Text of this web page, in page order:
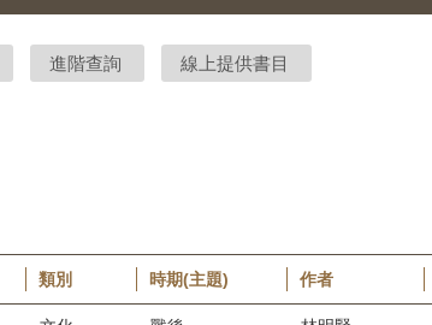
進階查詢 線上提供書目
類別 時期(主題) 作者